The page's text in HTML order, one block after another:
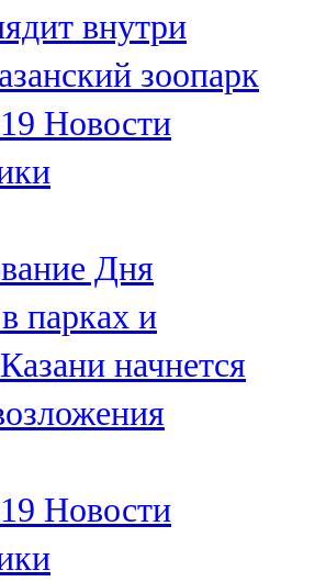
внутри
зоопарк
Новости
Дня
парках и
начнется
Новости